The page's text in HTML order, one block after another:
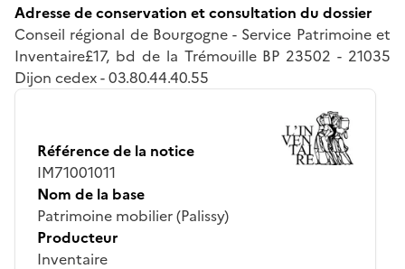
Adresse de conservation et consultation du dossier
Conseil régional de Bourgogne - Service Patrimoine et
Inventaire£17, bd de la Trémouille BP 23502 - 21035
Dijon cedex - 03.80.44.40.55
Référence de la notice
IM71001011
Nom de la base
Patrimoine mobilier (Palissy)
Producteur
Inventaire